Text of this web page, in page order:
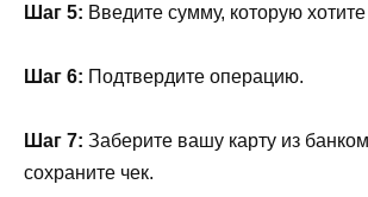
Шаг 5: Введите сумму, которую
Шаг 6: Подтвердите операцию.
Шаг 7: Заберите вашу карту из
сохраните чек.